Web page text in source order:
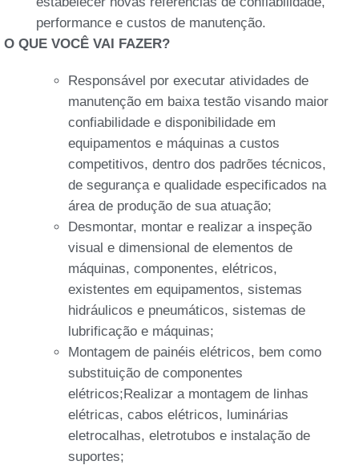
performance e custos de manutenção.
O QUE VOCÊ VAI FAZER?
Responsável por executar atividades de
manutenção em baixa testão visando maior
confiabilidade e disponibilidade em
equipamentos e máquinas a custos
competitivos, dentro dos padrões técnicos,
de segurança e qualidade especificados na
área de produção de sua atuação;
Desmontar, montar e realizar a inspeção
visual e dimensional de elementos de
máquinas, componentes, elétricos,
existentes em equipamentos, sistemas
hidráulicos e pneumáticos, sistemas de
lubrificação e máquinas;
Montagem de painéis elétricos, bem como
substituição de componentes
elétricos;Realizar a montagem de linhas
elétricas, cabos elétricos, luminárias
eletrocalhas, eletrotubos e instalação de
suportes;